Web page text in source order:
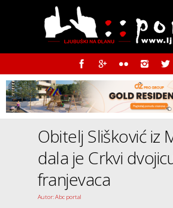
Obitelj Slišković iz
dala je Crkvi
franjevaca
Autor: Abc portal